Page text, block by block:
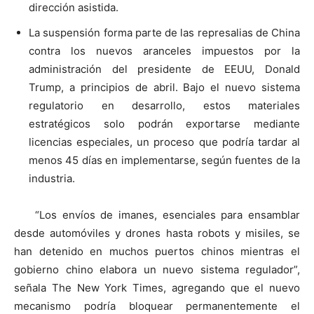
dirección asistida.
La suspensión forma parte de las represalias de China
contra los nuevos aranceles impuestos por la
administración del presidente de EEUU, Donald
Trump, a principios de abril. Bajo el nuevo sistema
regulatorio en desarrollo, estos materiales
estratégicos solo podrán exportarse mediante
licencias especiales, un proceso que podría tardar al
menos 45 días en implementarse, según fuentes de la
industria.
“Los envíos de imanes, esenciales para ensamblar
desde automóviles y drones hasta robots y misiles, se
han detenido en muchos puertos chinos mientras el
gobierno chino elabora un nuevo sistema regulador”,
señala The New York Times, agregando que el nuevo
mecanismo podría bloquear permanentemente el